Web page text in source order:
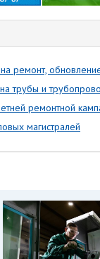
ремонт,
трубы и
ремонтной
магистралей